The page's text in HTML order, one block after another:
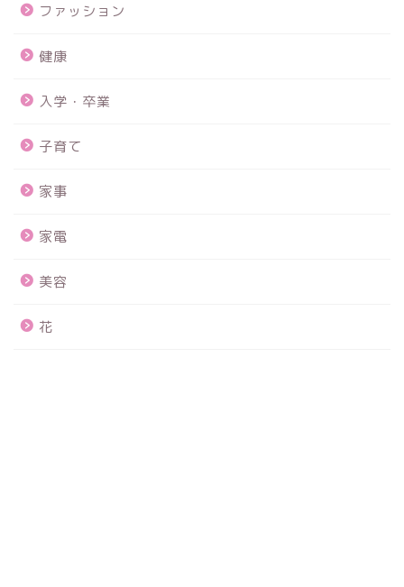
ファッション
健康
入学・卒業
子育て
家事
家電
美容
花